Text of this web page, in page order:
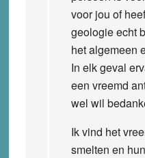
voor jou of
geologie echt
het algemeen
In elk geval
een vreemd
wel wil
Ik vind het
smelten en